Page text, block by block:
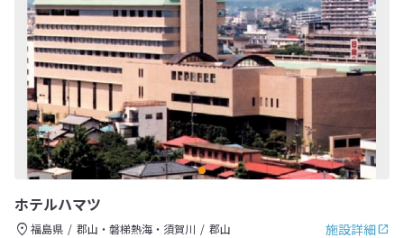
ホテルハマツ
施設詳細
福島県 郡山・磐梯熱海・須賀川
郡山